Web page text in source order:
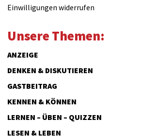
Einwilligungen widerrufen
Unsere Themen:
ANZEIGE
DENKEN & DISKUTIEREN
GASTBEITRAG
KENNEN & KÖNNEN
LERNEN – ÜBEN – QUIZZEN
LESEN & LEBEN